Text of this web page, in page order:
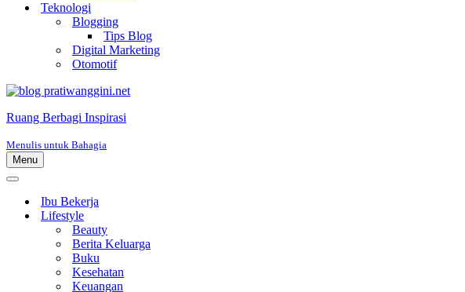
Teknologi
Blogging
Tips Blog
Digital Marketing
Otomotif
Ruang Berbagi Inspirasi
Menulis untuk Bahagia
Menu
Menu
Menu
NavigasiIbu Bekerja
Lifestyle
Beauty
Berita Keluarga
Buku
Kesehatan
Keuangan